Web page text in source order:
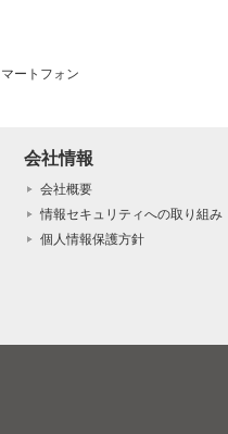
ートフォン
会社情報
会社概要
情報セキュリティへの取り組み
個人情報保護方針